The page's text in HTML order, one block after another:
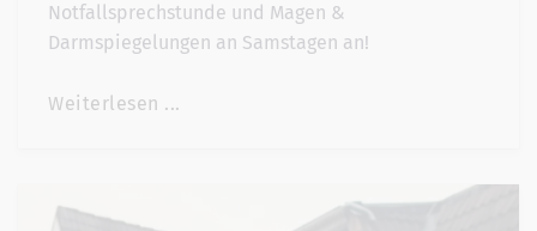
Notfallsprechstunde und Magen &
Darmspiegelungen an Samstagen an!
Weiterlesen ...